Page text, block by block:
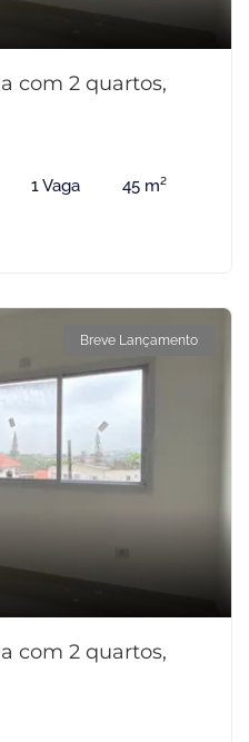
com 2 quartos,
1 Vaga 45 m²
Breve Lançamento
com 2 quartos,